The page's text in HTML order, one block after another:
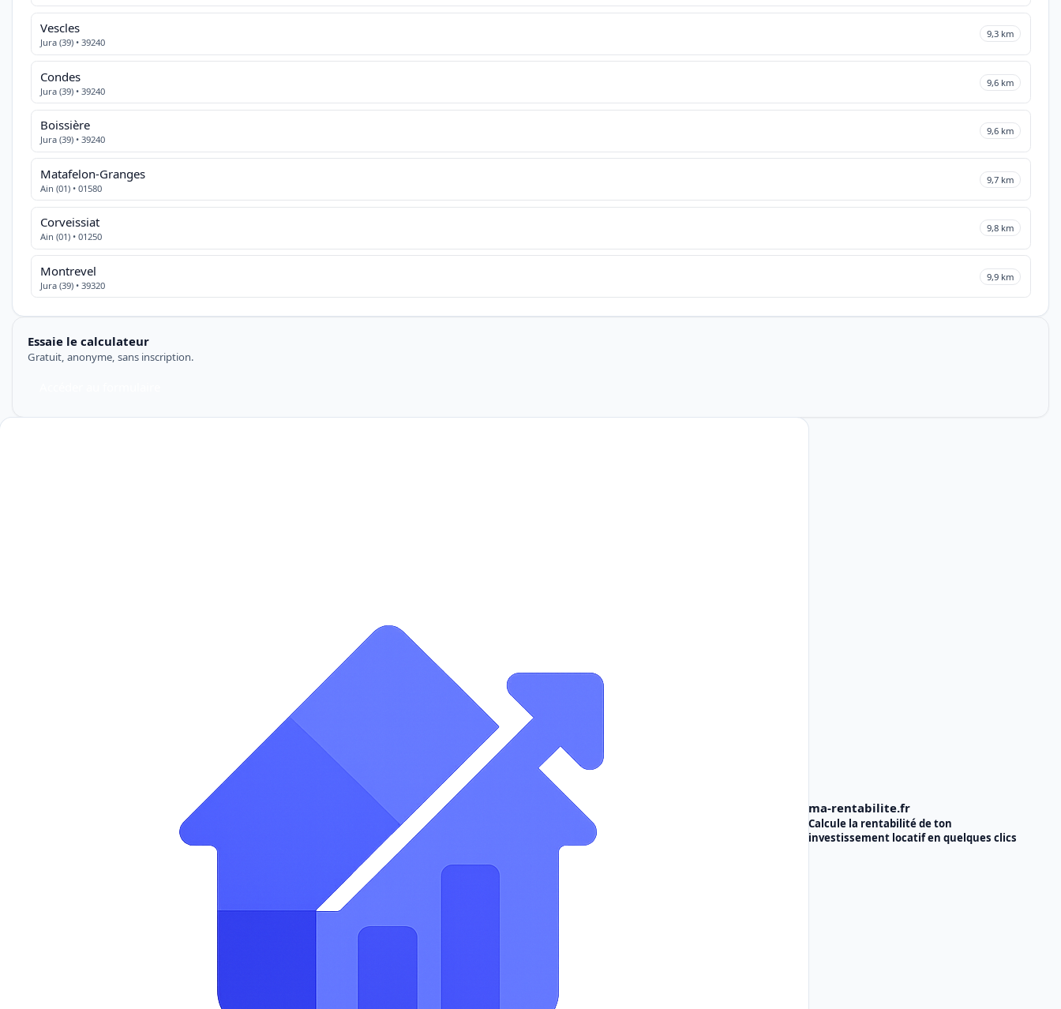
Vescles
Jura (39) • 39240
9,3 km
Condes
Jura (39) • 39240
9,6 km
Boissière
Jura (39) • 39240
9,6 km
Matafelon-Granges
Ain (01) • 01580
9,7 km
Corveissiat
Ain (01) • 01250
9,8 km
Montrevel
Jura (39) • 39320
9,9 km
Essaie le calculateur
Gratuit, anonyme, sans inscription.
ma-rentabilite.fr
Calcule la rentabilité de ton
investissement locatifen quelques clics